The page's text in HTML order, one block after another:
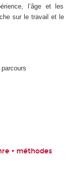
l’âge et les
sur le travail et le
• méthodes